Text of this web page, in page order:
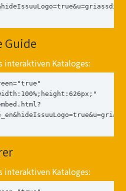
Guide
interaktiven Kataloges:
interaktiven Kataloges: